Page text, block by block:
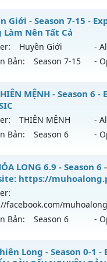
Mu Nguyên bản
XShield
LONG 6.9 - 🌐
ra tháng 08 2026 -
06/08/2626
Non Reset
Mu Nguyên bản
XShield
Giới - Season 7-15 -
Làm Nên Tất Cả
Huyền Giới -
Bản:
Season 7-15 -
Giới - Siêng Năng
mới ra tháng 08 2026
9999x - Drop: 999%
loại: Mu Custom thêm
Anti
MỆNH - Season 6 -
THIÊN MỆNH -
Bản:
Season 6 -
THIÊN MỆNH -
mới ra tháng 08 2026
500x - Drop: 20%
loại: Mu Nguyên bản
LONG 6.9 - Season
https://
facebook.com/muhoalong
Bản:
Season 6 -
LONG 6.9 - 🌍
Long - Season 0-1 -